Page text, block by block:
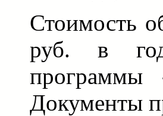
Стоимость
руб. в
Документы